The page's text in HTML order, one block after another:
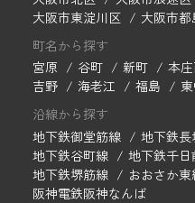
大阪市東淀川区
大阪市都
町名から探す
宮原
谷町 新町 本
吉野
海老江 福島
沿線から探す
地下鉄御堂筋線
地下鉄
地下鉄谷町線
地下鉄千日
地下鉄堺筋線
おおさか東
阪神電鉄阪神なんば